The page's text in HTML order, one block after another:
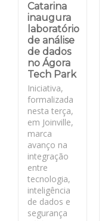
Catarina
inaugura
laboratório
de análise
de dados
no Ágora
Tech Park
Iniciativa,
formalizada
nesta terça,
em Joinville,
marca
avanço na
integração
entre
tecnologia,
inteligência
de dados e
segurança